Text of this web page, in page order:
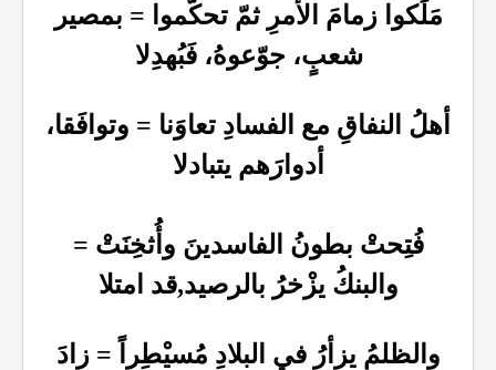
مَلَكوا زمامَ الأمرِ ثمّ تحكّموا = بمصير
شعبٍ، جوّعوهُ، فَبُهدِلا
أهلُ النفاقِ مع الفسادِ تعاوَنا = وتوافَقا،
أدوارَهم يتبادلا
فُتِحتْ بطونُ الفاسدينَ وأُثخِنَتْ =
والبنكُ يزْخرُ بالرصيد,قد امتلا
والظلمُ يزأرُ في البلادِ مُسيْطِراً = زادَ